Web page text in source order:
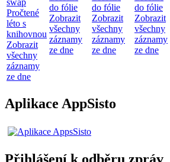
Pročtené
léto s
knihovnou
Zobrazit
všechny
záznamy
ze dne
do fólie
Zobrazit
všechny
záznamy
ze dne
do fólie
Zobrazit
všechny
záznamy
ze dne
do fólie
Zobrazit
všechny
záznamy
ze dne
Aplikace AppSisto